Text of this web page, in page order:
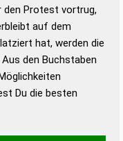
in 12 Bänden
und gutes
Grammatik
den Protest vortrug,
auf dem
hat, werden die
den Buchstaben
Du die besten